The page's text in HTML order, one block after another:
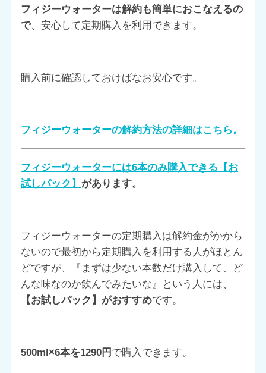
フィジーウォーターは解約も簡単におこなえるの
で、安心して定期購入を利用できます。
購入前に確認しておけばなお安心です。
フィジーウォーターの解約方法の詳細はこちら。
フィジーウォーターには6本のみ購入できる【お
試しパック】 があります。
フィジーウォーターの定期購入は解約金がかから
ないので最初から定期購入を利用する人がほとん
どですが、『まずは少ない本数だけ購入して、ど
んな味なのか飲んでみたいな』という人には、
【お試しパック】がおすすめです。
500ml×6本を1290円 で購入できます。